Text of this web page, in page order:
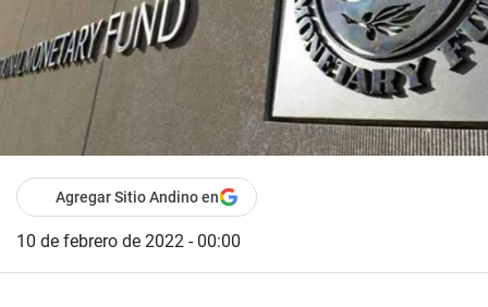
Agregar Sitio Andino en
10 de febrero de 2022 - 00:00